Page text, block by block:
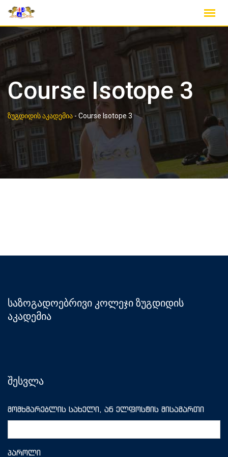
Course Isotope 3
ზუგდიდის აკადემია - Course Isotope 3
საზოგადოებრივი კოლეჯი ზუგდიდის
აკადემია
შესვლა
მომხმარებლის სახელი, ან ელფოსტის მისამართი
პაროლი